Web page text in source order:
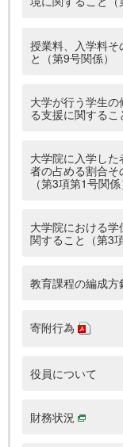
授業料、入学料そ
と（第9号関係）
大学が行う学生
る支援に関するこ
大学院に入学し
者の占める割合そ
（第3項第1号関係
大学院における
関すること（第3
教育課程の編成方
寄附行為
役員について
財務状況